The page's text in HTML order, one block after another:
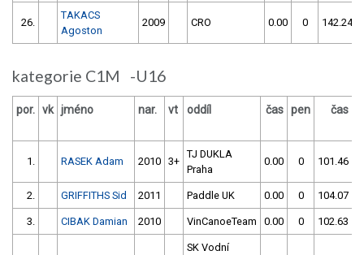
26.
TAKACS
Agoston
2009 CRO 0.00 0 142.24
kategorie C1M -U16
por. vk jméno nar. vt oddíl čas pen čas
1. RASEK Adam 2010 3+
TJ DUKLA
Praha
0.00 0 101.46
2. GRIFFITHS Sid 2011 Paddle UK 0.00 0 104.07
3. CIBAK Damian 2010 VinCanoeTeam 0.00 0 102.63
SK Vodní